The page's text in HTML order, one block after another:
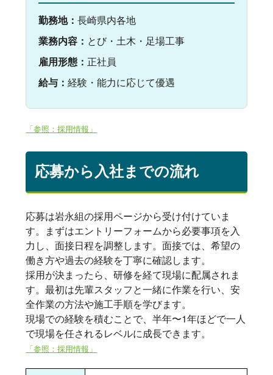
勤務地：長崎県内各地
業務内容： とび・土木・足場工事
雇用形態： 正社員
給与：経験・能力に応じて優遇
「参照：採用情報」
応募から入社までの流れ
応募は岩永組の採用ページから受け付けていま
す。まずはエントリーフォームから必要事項を入
力し、面接日程を調整します。面接では、希望の
働き方や過去の経験を丁寧に確認します。
採用が決まったら、研修を経て現場に配属されま
す。最初は先輩スタッフと一緒に作業を行い、安
全作業の方法や施工手順を学びます。
現場での経験を積むことで、半年〜1年ほどで一人
で現場を任されるレベルに成長できます。
「参照：採用情報」